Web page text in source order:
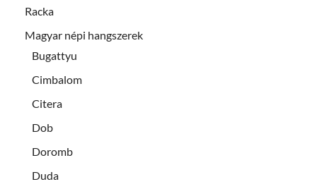
Racka
Magyar népi hangszerek
Bugattyu
Cimbalom
Citera
Dob
Doromb
Duda